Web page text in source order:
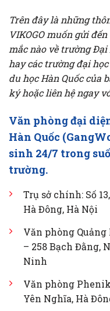
Trên đây là những
VIKOGO muốn gửi
mắc nào về trường
hay các trường đại
du học Hàn Quốc của
ký hoặc liên hệ ngay
Văn phòng đại
Hàn Quốc
sinh 24/7 trong
trường.
Trụ sở chính: Số
Hà Đông, Hà Nội
Văn phòng
– 258 Bạch Đằng,
Ninh
Văn phòng
Yên Nghĩa, Hà